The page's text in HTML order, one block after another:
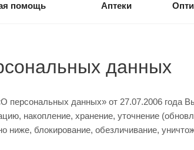
помощь Аптеки
данных
данных» от 27.07.2006 года
накопление, хранение, уточнение
ниже, блокирование, обезличивание,